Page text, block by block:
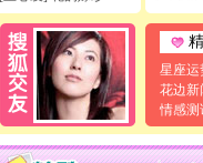
星座运
花边新
情感测